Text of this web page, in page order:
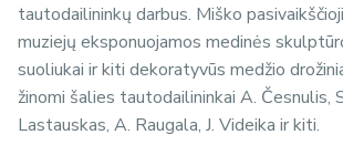
tautodailininkų darbus. Miško
muziejų eksponuojamos medinės
suoliukai ir kiti dekoratyvūs medžio
žinomi šalies tautodailininkai A. Česnulis,
Lastauskas, A. Raugala, J. Videika ir kiti.